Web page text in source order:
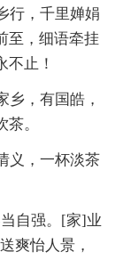
行，千里婵娟
至，细语牵挂
不止！
乡，有国皓，
。
义，一杯淡茶
自强。[家]业
爽怡人景，